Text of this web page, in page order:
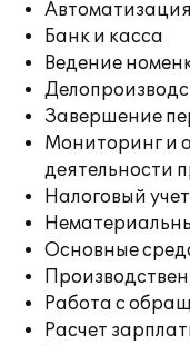
Банк и касса
Ведение
Завершение
Мониторинг и
деятельности
Налоговый учет
Основные
Работа с
Расчет